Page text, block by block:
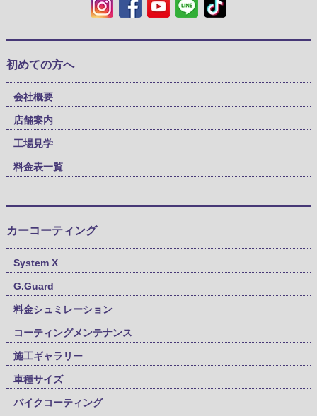
初めての方へ
会社概要
店舗案内
工場見学
料金表一覧
カーコーティング
System X
G.Guard
料金シュミレーション
コーティングメンテナンス
施工ギャラリー
車種サイズ
バイクコーティング